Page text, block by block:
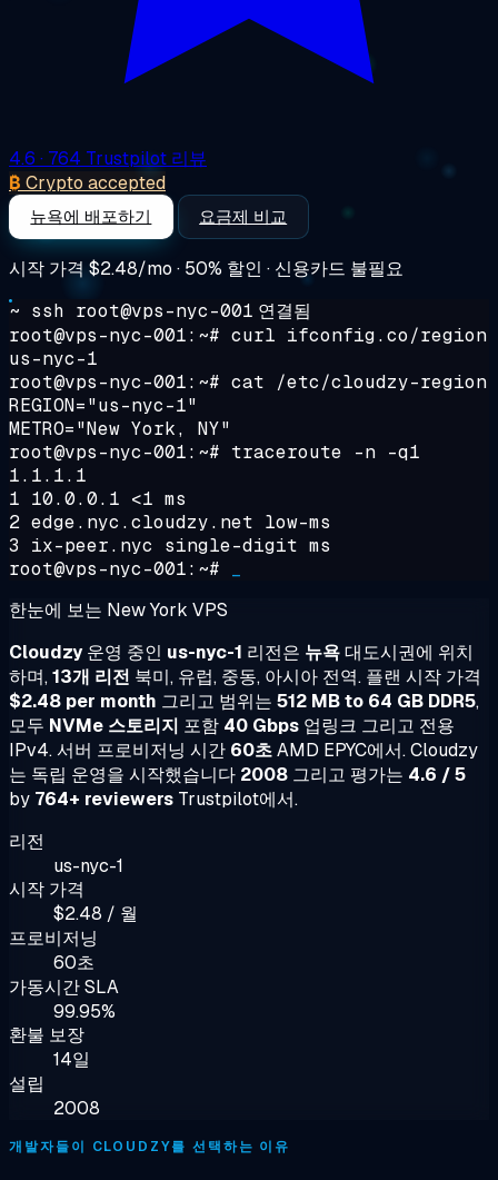
4.6 · 764 Trustpilot 리뷰
₿ Crypto accepted
뉴욕에 배포하기 요금제 비교
시작 가격 $2.48/mo · 50% 할인 · 신용카드 불필요
~ ssh root@vps-nyc-001 연결됨
root@vps-nyc-001:~# curl ifconfig.co/region
us-nyc-1
root@vps-nyc-001:~# cat /etc/cloudzy-region
REGION="us-nyc-1"
METRO="New York, NY"
root@vps-nyc-001:~# traceroute -n -q1
1.1.1.1
1 10.0.0.1 <1 ms
2 edge.nyc.cloudzy.net low-ms
3 ix-peer.nyc single-digit ms
root@vps-nyc-001:~#
한눈에 보는 New York VPS
Cloudzy운영 중인 us-nyc-1 리전은 뉴욕대도시권에 위치
하며,13개 리전 북미, 유럽, 중동, 아시아 전역. 플랜 시작 가격
$2.48 per month 그리고 범위는 512 MB to 64 GB DDR5,
모두 NVMe 스토리지 포함 40 Gbps 업링크 그리고 전용
IPv4. 서버 프로비저닝 시간 60초AMD EPYC에서. Cloudzy
는 독립 운영을 시작했습니다 2008 그리고 평가는 4.6 / 5
by 764+ reviewers Trustpilot에서.
리전
us-nyc-1
시작 가격
$2.48 / 월
프로비저닝
60초
가동시간 SLA
99.95%
환불 보장
14일
설립
2008
개발자들이 CLOUDZY를 선택하는 이유